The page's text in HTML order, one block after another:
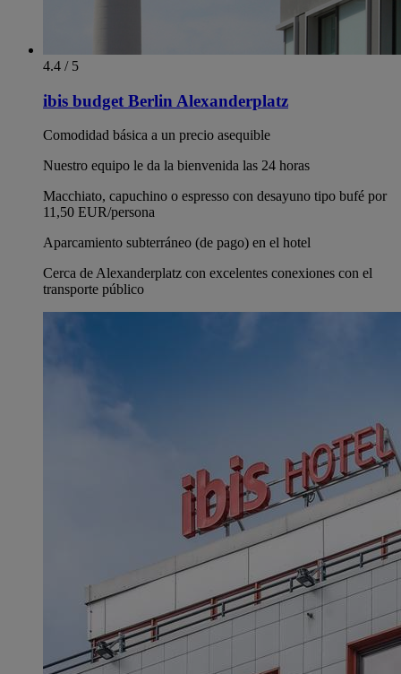
4.4 / 5
ibis budget Berlin Alexanderplatz
Comodidad básica a un precio asequible
Nuestro equipo le da la bienvenida las 24 horas
Macchiato, capuchino o espresso con desayuno tipo bufé por
11,50 EUR/persona
Aparcamiento subterráneo (de pago) en el hotel
Cerca de Alexanderplatz con excelentes conexiones con el
transporte público